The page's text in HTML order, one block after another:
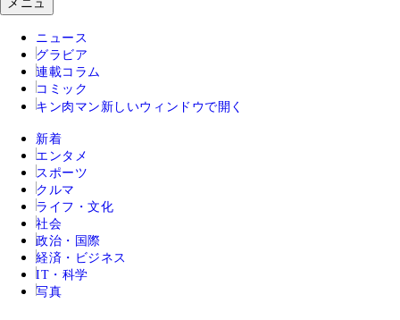
ニュース
グラビア
連載コラム
コミック
キン肉マン 新しいウィンドウで開く
新着
エンタメ
スポーツ
クルマ
ライフ・文化
社会
政治・国際
経済・ビジネス
IT・科学
写真